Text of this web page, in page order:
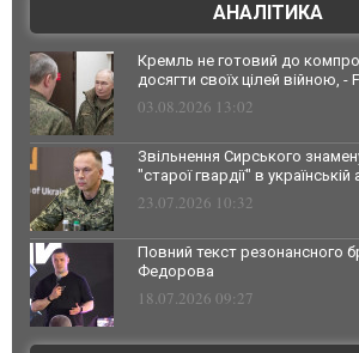
АНАЛІТИКА
Кремль не готовий до
досягти своїх цілей війною,
03.08.2026 13:02
Звільнення Сирського
"старої гвардії" в українській
23.07.2026 10:32
Повний текст резонансного
Федорова
18.07.2026 09:27